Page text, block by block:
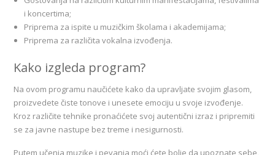
i koncertima;
Priprema za ispite u muzičkim školama i akademijama;
Priprema za različita vokalna izvođenja.
Kako izgleda program?
Na ovom programu naučićete kako da upravljate svojim glasom,
proizvedete čiste tonove i unesete emociju u svoje izvođenje.
Kroz različite tehnike pronaćićete svoj autentični izraz i pripremiti
se za javne nastupe bez treme i nesigurnosti.
Putem učenja muzike i pevanja moći ćete bolje da upoznate sebe,